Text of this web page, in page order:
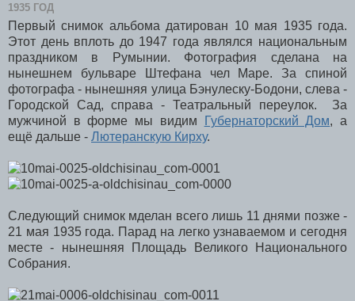
1935 ГОД
Первый снимок альбома датирован 10 мая 1935 года.
Этот день вплоть до 1947 года являлся национальным
праздником в Румынии. Фотография сделана на
нынешнем бульваре Штефана чел Маре. За спиной
фотографа - нынешняя улица Бэнулеску-Бодони, слева -
Городской Сад, справа - Театральный переулок. За
мужчиной в форме мы видим
Губернаторский Дом, а
ещё дальше - Лютеранскую Кирху.
Следующий снимок мделан всего лишь 11 днями позже -
21 мая 1935 года. Парад на легко узнаваемом и сегодня
месте - нынешняя Площадь Великого Национального
Собрания.